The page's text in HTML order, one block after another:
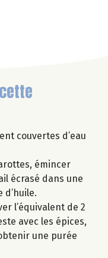
couvertes d’eau
émincer
écrasé dans une
d’huile.
l’équivalent de 2
avec les épices,
une purée